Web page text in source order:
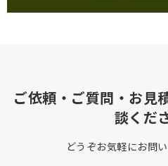
ご依頼・ご質問・お見
談くだ
どうぞお気軽にお問